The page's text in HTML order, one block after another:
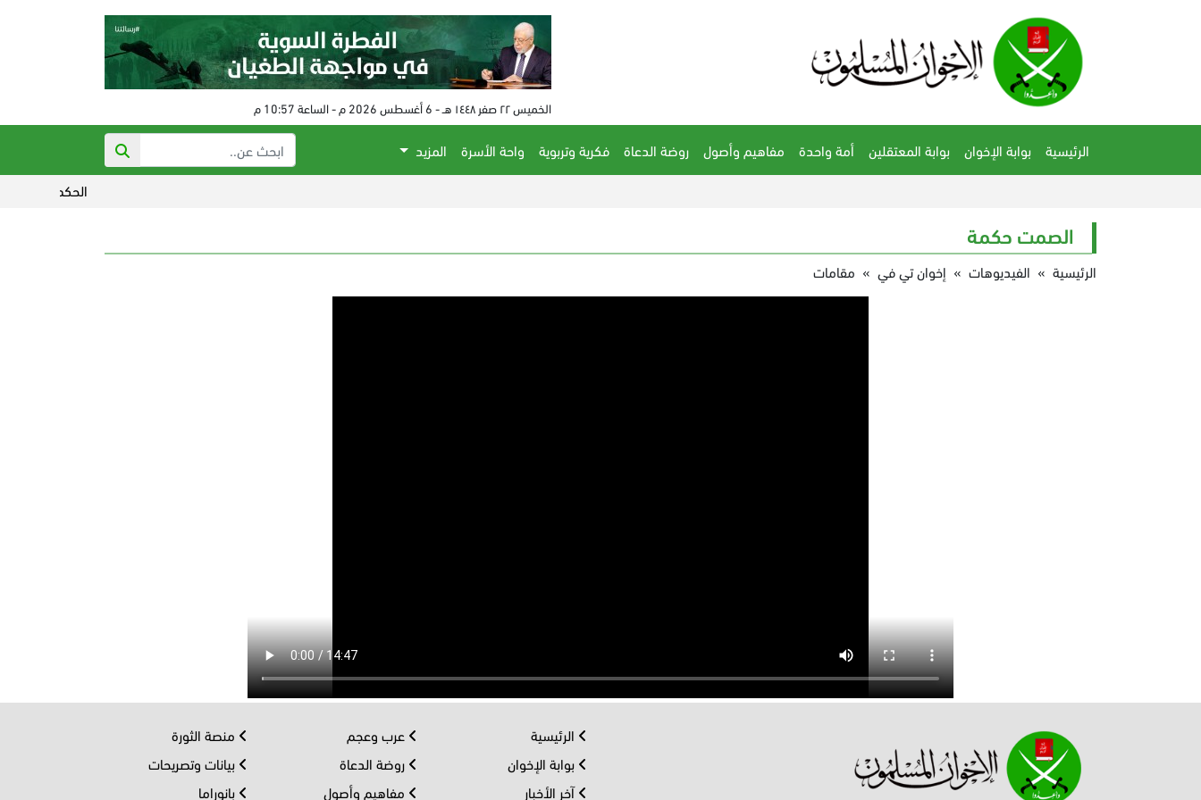
الخميس ٢٢ صفر ١٤٤٨ هـ - 6 أغسطس 2026 م - الساعة 10:57 م
الرئيسية بوابة الإخوان بوابة المعتقلين أمة واحدة مفاهيم وأصول روضة الدعاة فكرية وتربوية واحة الأسرة
المزيد
الحكم على مفتي
الصمت حكمة
الرئيسية » الفيديوهات » إخوان تي في » مقامات
الرئيسية
بوابة الإخوان
آخر الأخبار
عرب وعجم
روضة الدعاة
مفاهيم وأصول
منصة الثورة
بيانات وتصريحات
بانوراما